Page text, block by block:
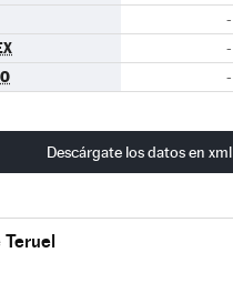
-
-
-
Descárgate los datos en xml